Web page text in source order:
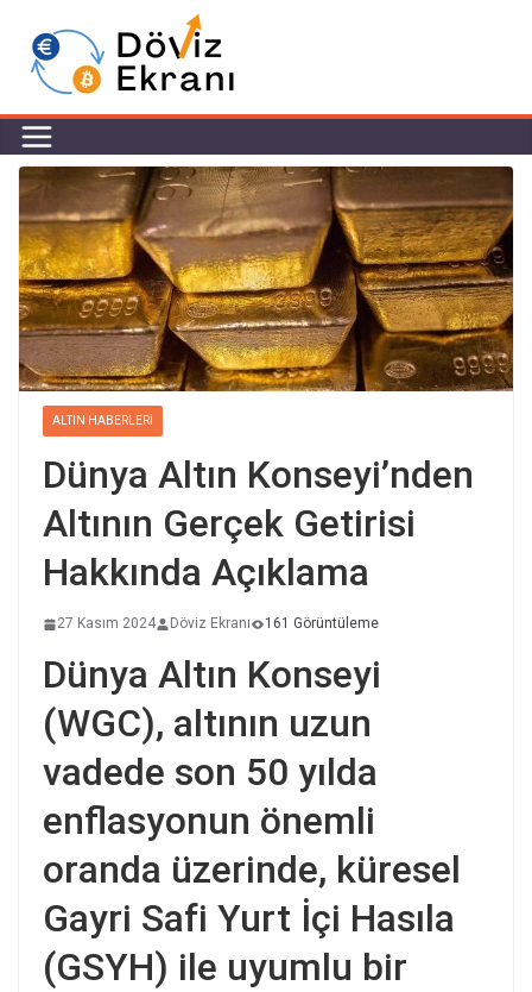
ALTIN HABERLERI
Dünya Altın Konseyi’nden
Altının Gerçek Getirisi
Hakkında Açıklama
27 Kasım 2024 Döviz Ekranı 161 Görüntüleme
Dünya Altın Konseyi
(WGC), altının uzun
vadede son 50 yılda
enflasyonun önemli
oranda üzerinde, küresel
Gayri Safi Yurt İçi Hasıla
(GSYH) ile uyumlu bir